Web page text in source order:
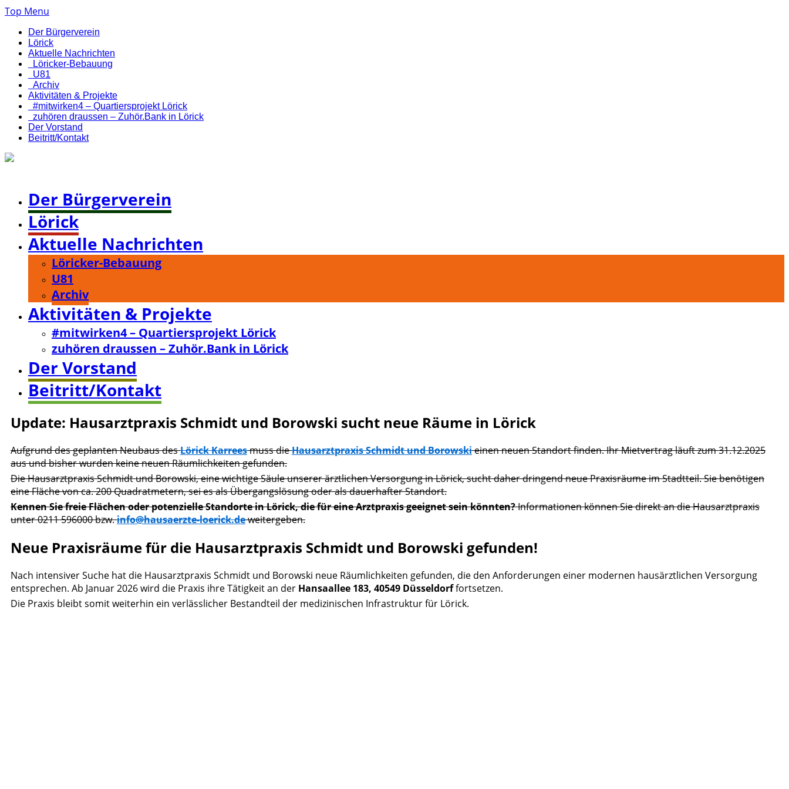
Top Menu
Der Bürgerverein
Lörick
Aktuelle Nachrichten
Löricker-Bebauung
U81
Archiv
Aktivitäten & Projekte
#mitwirken4 – Quartiersprojekt Lörick
zuhören draussen – Zuhör.Bank in Lörick
Der Vorstand
Beitritt/Kontakt
Der Bürgerverein
Lörick
Aktuelle Nachrichten
Löricker-Bebauung
U81
Archiv
Aktivitäten & Projekte
#mitwirken4 – Quartiersprojekt Lörick
zuhören draussen – Zuhör.Bank in Lörick
Der Vorstand
Beitritt/Kontakt
Update: Hausarztpraxis Schmidt und Borowski sucht neue Räume in Lörick
Aufgrund des geplanten Neubaus desLörick Karreesmuss dieHausarztpraxis Schmidt und Borowskieinen neuen Standort finden. Ihr Mietvertrag läuft zum 31.12.2025
aus und bisher wurden keine neuen Räumlichkeiten gefunden.
Die Hausarztpraxis Schmidt und Borowski, eine wichtige Säule unserer ärztlichen Versorgung in Lörick, sucht daher dringend neue Praxisräume im Stadtteil. Sie benötigen
eine Fläche von ca. 200 Quadratmetern, sei es als Übergangslösung oder als dauerhafter Standort.
Kennen Sie freie Flächen oder potenzielle Standorte in Lörick, die für eine Arztpraxis geeignet sein könnten?Informationen können Sie direkt an die Hausarztpraxis
unter 0211 596000 bzw.info@hausaerzte-loerick.deweitergeben.
Neue Praxisräume für die Hausarztpraxis Schmidt und Borowski gefunden!
Nach intensiver Suche hat die Hausarztpraxis Schmidt und Borowski neue Räumlichkeiten gefunden, die den Anforderungen einer modernen hausärztlichen Versorgung
entsprechen. Ab Januar 2026 wird die Praxis ihre Tätigkeit an der Hansaallee 183, 40549 Düsseldorffortsetzen.
Die Praxis bleibt somit weiterhin ein verlässlicher Bestandteil der medizinischen Infrastruktur für Lörick.